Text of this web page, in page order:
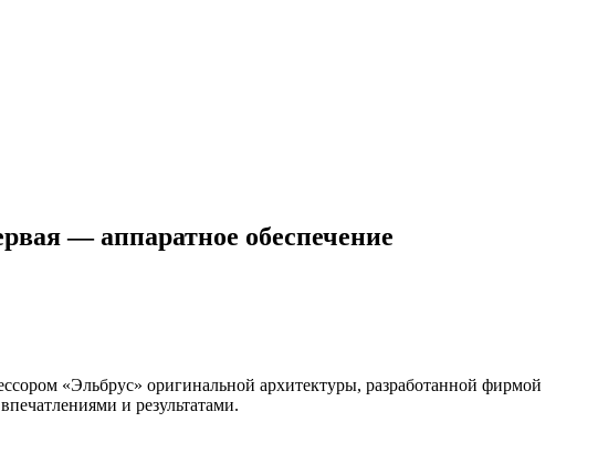
— аппаратное обеспечение
«Эльбрус» оригинальной архитектуры, разработанной фирмой
и результатами.